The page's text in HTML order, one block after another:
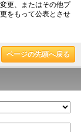
更、またはその他プ
をもって公表とさせ
ページの先頭へ戻る